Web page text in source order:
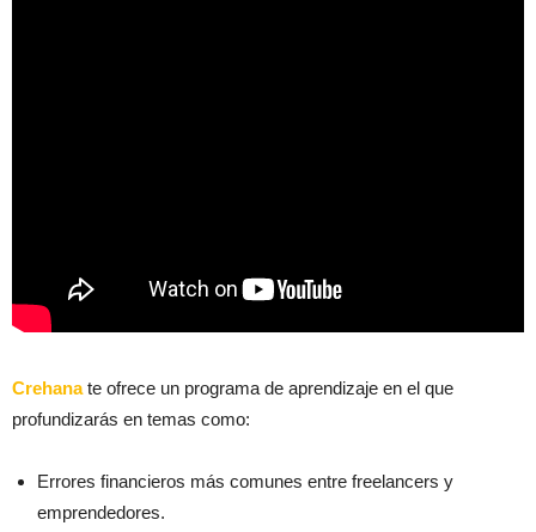
Crehanate ofrece un programa de aprendizaje en el que
profundizarás en temas como:
Errores financieros más comunes entre freelancers y
emprendedores.